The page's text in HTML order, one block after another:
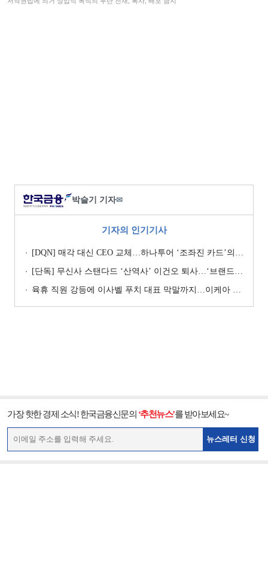
박슬기 기자✉
기자의 인기기사
[DQN] 매각 대신 CEO 교체…하나투어 ‘조좌진 카드’의 속내 [Z-스코어 기업가치 바로보기]
[단독] 무신사 스탠다드 ‘산역사’ 이건오 퇴사…‘브랜드 정체성’ 전환점 맞나
육휴 직원 강등에 이사벨 푸치 대표 막말까지…이케아 코리아“사실과 달라”
가장 핫한 경제 소식! 한국금융신문의 ‘추천뉴스’를 받아보세요~
뉴스레터 신청